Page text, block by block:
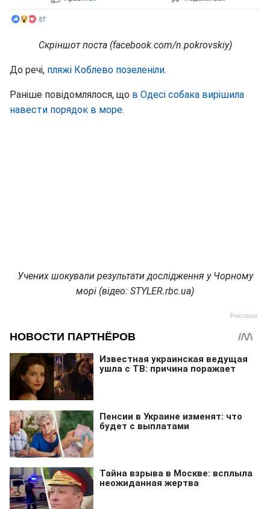
Скріншот поста (facebook.com/n.pokrovskiy)
До речі, пляжі Коблево позеленіли.
Раніше повідомлялося, що в Одесі собака вирішила
навести порядок в море.
Учених шокували результати дослідження у Чорному
морі (відео: STYLER.rbc.ua)